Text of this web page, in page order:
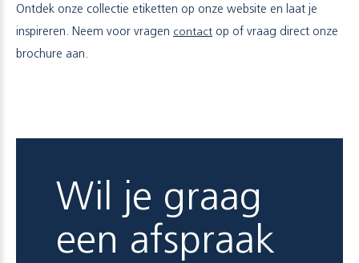
Ontdek onze collectie etiketten op onze website en laat je
inspireren. Neem voor vragen contact op of vraag direct onze
brochure aan.
Wil je graag
een afspraak